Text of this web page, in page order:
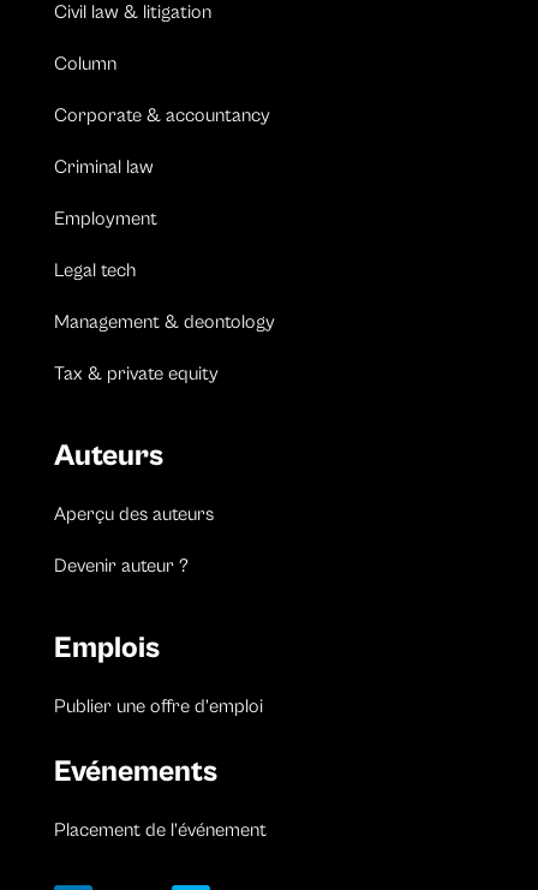
Civil law & litigation
Column
Corporate & accountancy
Criminal law
Employment
Legal tech
Management & deontology
Tax & private equity
Auteurs
Aperçu des auteurs
Devenir auteur ?
Emplois
Publier une offre d’emploi
Evénements
Placement de l’événement